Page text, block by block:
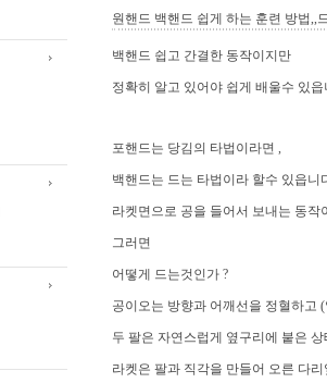
원핸드 백핸드 쉽게 하는 훈련 방법,,
백핸드 쉽고 간결한 동작이지만
정확히 알고 있어야 쉽게 배울수 있읍
포핸드는 당김의 타법이라면 ,
백핸드는 드는 타법이라 할수 있읍니
라켓면으로 공을 들어서 보내는 동작
그러면
어떻게 드는것인가 ?
공이오는 방향과 어깨선을 정혈하고
두 팔은 자연스럽게 옆구리에 붙은 상
라켓은 팔과 직각을 만들어 오른 다리